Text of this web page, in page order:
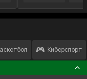
Киберспорт